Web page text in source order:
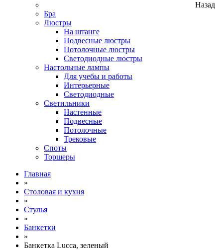
Назад
Бра
Люстры
На штанге
Подвесные люстры
Потолочные люстры
Светодиодные люстры
Настольные лампы
Для учебы и работы
Интерьерные
Светодиодные
Светильники
Настенные
Подвесные
Потолочные
Трековые
Споты
Торшеры
Главная
»
Столовая и кухня
»
Стулья
»
Банкетки
»
Банкетка Lucca, зеленый